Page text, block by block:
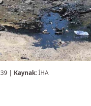
| Kaynak:İHA